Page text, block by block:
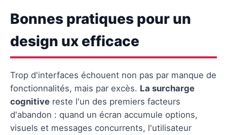
Bonnes pratiques pour un
design ux efficace
Trop d'interfaces échouent non pas par manque de
fonctionnalités, mais par excès. La surcharge
cognitive reste l'un des premiers facteurs
d'abandon : quand un écran accumule options,
visuels et messages concurrents, l'utilisateur